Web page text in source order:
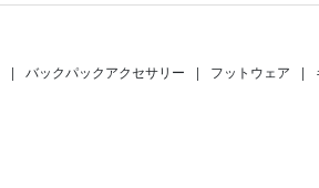
| バックパックアクセサリー | フットウェア |